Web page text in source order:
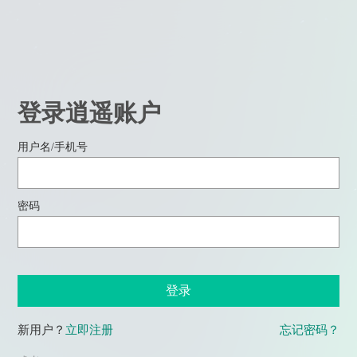
登录逍遥账户
用户名/手机号
密码
登录
新用户？ 立即注册 忘记密码？